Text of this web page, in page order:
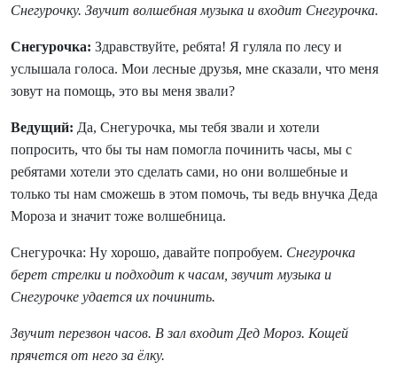
Снегурочку. Звучит волшебная музыка и входит Снегурочка.
Снегурочка: Здравствуйте, ребята! Я гуляла по лесу и
услышала голоса. Мои лесные друзья, мне сказали, что меня
зовут на помощь, это вы меня звали?
Ведущий: Да, Снегурочка, мы тебя звали и хотели
попросить, что бы ты нам помогла починить часы, мы с
ребятами хотели это сделать сами, но они волшебные и
только ты нам сможешь в этом помочь, ты ведь внучка Деда
Мороза и значит тоже волшебница.
Снегурочка: Ну хорошо, давайте попробуем. Снегурочка
берет стрелки и подходит к часам, звучит музыка и
Снегурочке удается их починить.
Звучит перезвон часов. В зал входит Дед Мороз. Кощей
прячется от него за ёлку.